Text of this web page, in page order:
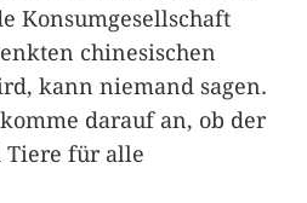
Konsumgesellschaft
chinesischen
kann niemand sagen.
darauf an, ob der
Tiere für alle